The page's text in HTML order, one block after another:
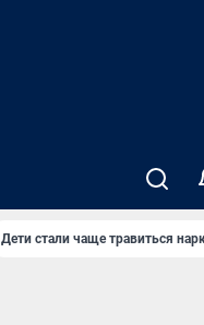
Дети стали чаще травиться